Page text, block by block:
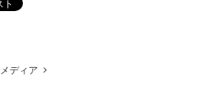
メディア